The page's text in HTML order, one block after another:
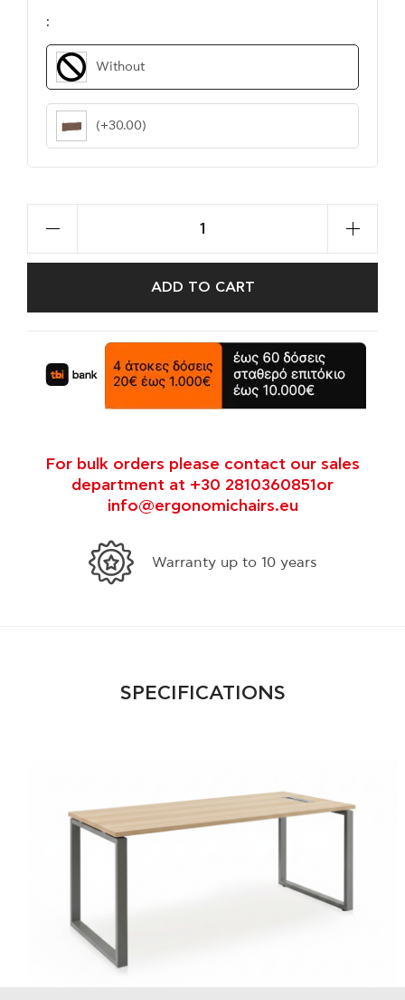
:
Without
(+30.00)
ADD TO CART
For bulk orders please contact our sales
department at +30 2810360851or
info@ergonomichairs.eu
Warranty up to 10 years
SPECIFICATIONS